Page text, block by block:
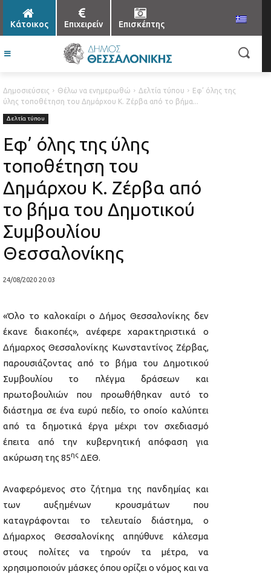
Κάτοικος Επιχειρείν Επισκέπτης
Δημοσιεύσεις Θέλω να ενημερωθώ Δελτία τύπου
Εφ’ όλης της
ύλης τοποθέτηση του Δημάρχου Κ. Ζέρβα από το βήμα...
Δελτία τύπου
Εφ’ όλης της ύλης
τοποθέτηση του
Δημάρχου Κ. Ζέρβα από
το βήμα του Δημοτικού
Συμβουλίου
Θεσσαλονίκης
24/08/2020 20:03
«Όλο το καλοκαίρι ο Δήμος Θεσσαλονίκης δεν
έκανε διακοπές», ανέφερε χαρακτηριστικά ο
Δήμαρχος Θεσσαλονίκης Κωνσταντίνος Ζέρβας,
παρουσιάζοντας από το βήμα του Δημοτικού
Συμβουλίου το πλέγμα δράσεων και
πρωτοβουλιών που προωθήθηκαν αυτό το
διάστημα σε ένα ευρύ πεδίο, το οποίο καλύπτει
από τα δημοτικά έργα μέχρι τον σχεδιασμό
έπειτα από την κυβερνητική απόφαση για
ακύρωση της 85ης ΔΕΘ.
Αναφερόμενος στο ζήτημα της πανδημίας και
των αυξημένων κρουσμάτων που
καταγράφονται το τελευταίο διάστημα, ο
Δήμαρχος Θεσσαλονίκης απηύθυνε κάλεσμα
στους πολίτες να τηρούν τα μέτρα, να
χρησιμοποιούν μάσκες όπου ορίζει ο νόμος και να